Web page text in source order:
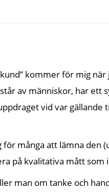
kommer för mig
av människor, har ett
vid var gällande
många att lämna den
på kvalitativa mått som
man om tanke och